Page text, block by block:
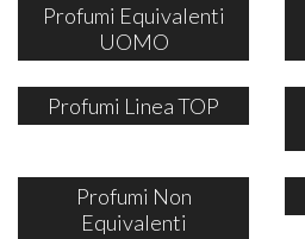
Profumi Equivalenti
UOMO
Profumi Linea TOP
Profumi Non
Equivalenti